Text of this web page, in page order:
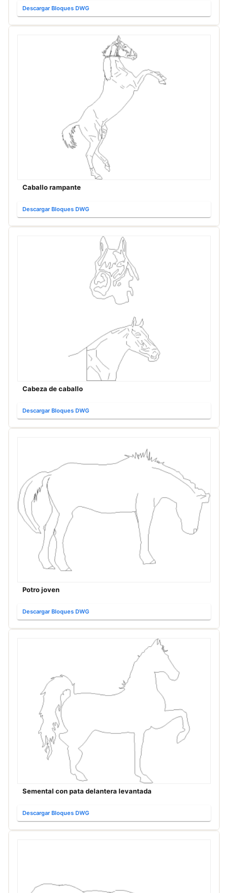
Descargar Bloques DWG
Caballo rampante
Descargar Bloques DWG
Cabeza de caballo
Descargar Bloques DWG
Potro joven
Descargar Bloques DWG
Semental con pata delantera levantada
Descargar Bloques DWG